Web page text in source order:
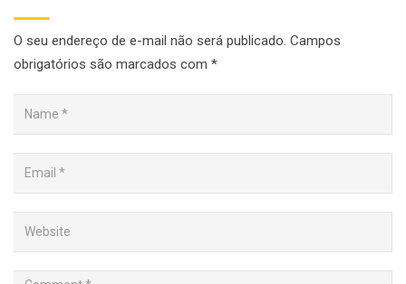
O seu endereço de e-mail não será publicado. Campos
obrigatórios são marcados com *